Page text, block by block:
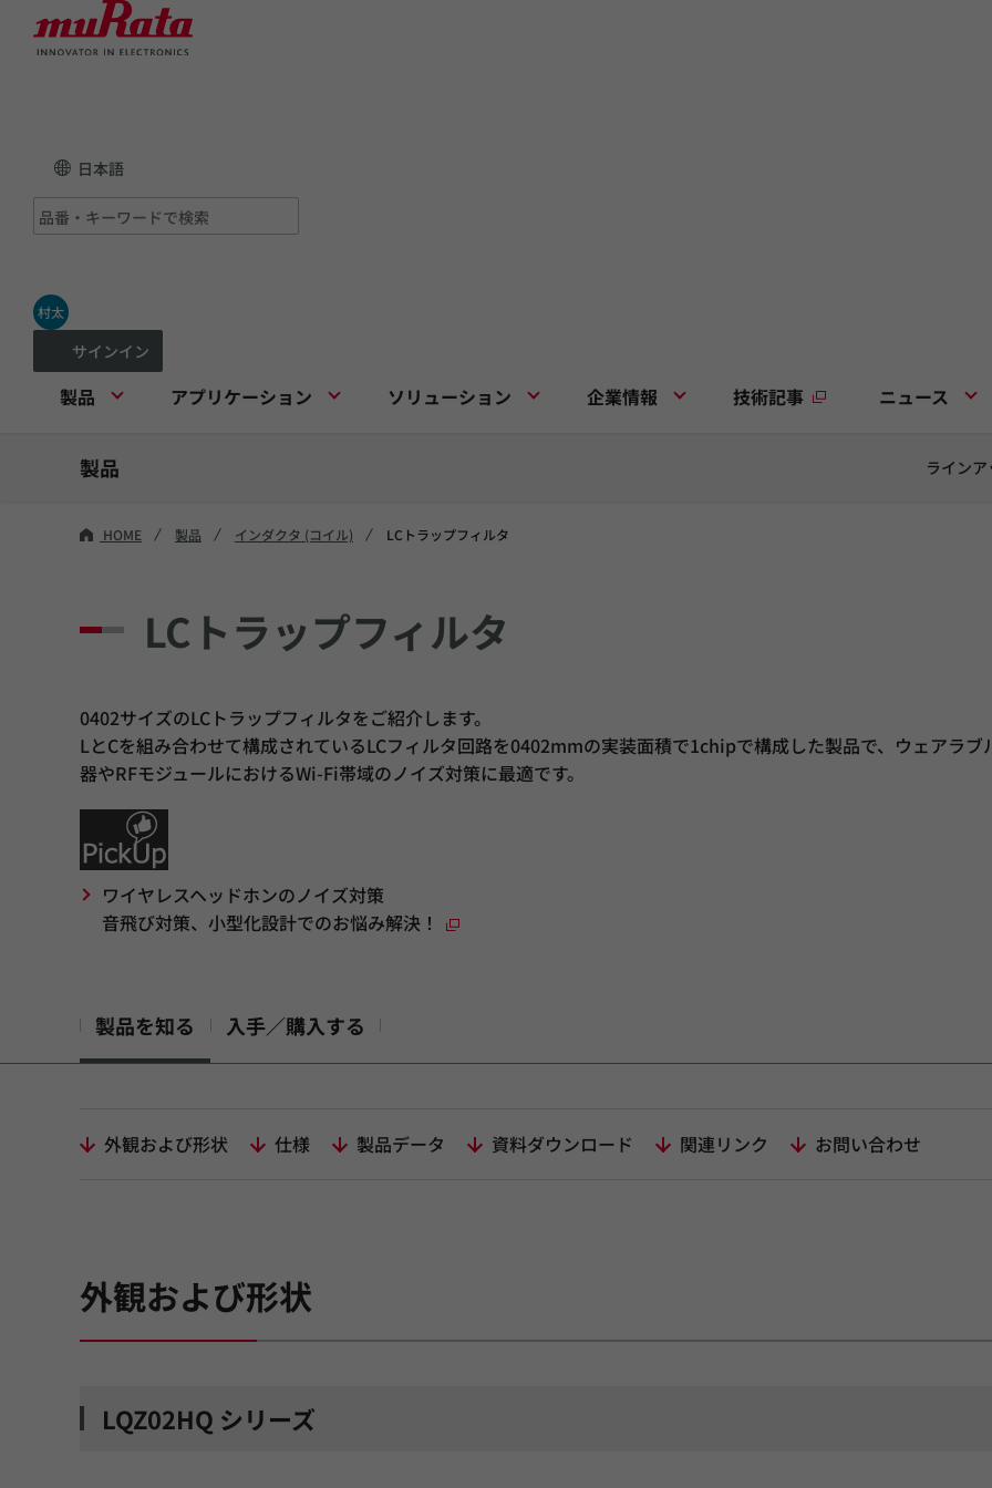
日本語
村太
サインイン
製品 アプリケーション ソリューション 企業情報 技術記事 ニュース
製品 ライン
HOME 製品 インダクタ (コイル) LCトラップフィルタ
LCトラップフィルタ
0402サイズのLCトラップフィルタをご紹介します。
LとCを組み合わせて構成されているLCフィルタ回路を0402mmの実装面積で1chipで構成した製品で、ウェアラブ
器やRFモジュールにおけるWi-Fi帯域のノイズ対策に最適です。
ワイヤレスヘッドホンのノイズ対策
音飛び対策、小型化設計でのお悩み解決！
製品を知る 入手／購入する
外観および形状 仕様 製品データ 資料ダウンロード 関連リンク お問い合わせ
外観および形状
LQZ02HQ シリーズ